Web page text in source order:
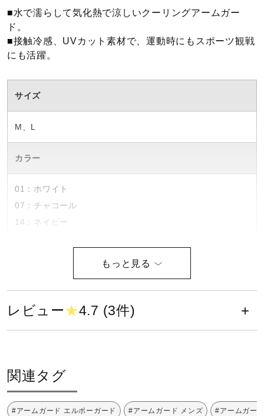
ウォーキングシューズ
ライフスタイルグッズ
寝具／ミズノスリープ
アウトドア／レイン
サポーター
健康／エクササイズ
ジュニア／キッズ
コラボ／ライセンス
■水で濡らして気化熱で涼しいクーリングアームガー
ド。
■接触冷感、UVカット素材で、運動時にもスポーツ観戦
にも活躍。
サイズ
M、L
カラー
01：ホワイト
07：チャコール
14：ネイビー
原産国
発売シーズン
2026年春夏
レビュー★4.7 (3件)
関連タグ
#アームガード エルボーガード #アームガード メンズ #アームガー